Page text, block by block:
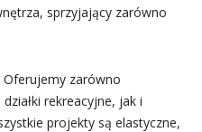
sprzyjający zarówno
Oferujemy zarówno
rekreacyjne, jak i
projekty są elastyczne,